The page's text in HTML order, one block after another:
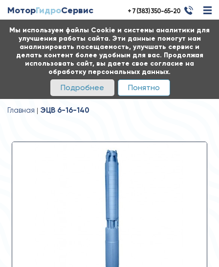
Мы используем файлы Cookie и системы аналитики для
улучшения работы сайта. Эти данные помогут нам
анализировать посещаемость, улучшать сервис и
делать контент более удобным для вас. Продолжая
использовать сайт, вы даете свое согласие на
обработку персональных данных.
Подробнее Понятно
МоторГидроСервис + 7 (383) 350-65-20
Главная ЭЦВ 6-16-140